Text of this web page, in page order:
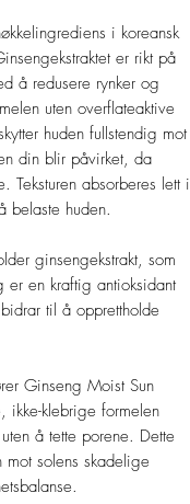
i koreansk
er rikt på
å redusere rynker og
uten overflateaktive
huden fullstendig mot
din blir påvirket, da
Teksturen absorberes lett i
belaste huden.
ginsengekstrakt, som
er en kraftig antioksidant
til å opprettholde
Ginseng Moist Sun
ikke-klebrige formelen
å tette porene. Dette
solens skadelige